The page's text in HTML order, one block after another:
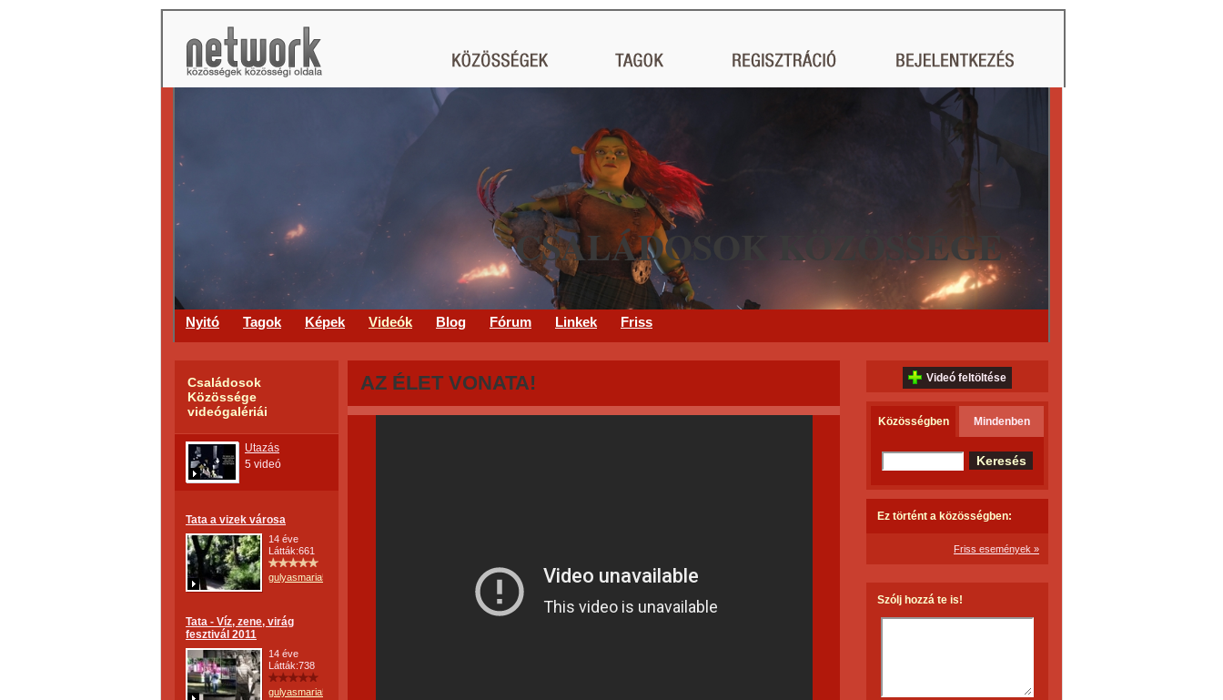
CSALÁDOSOK KÖZÖSSÉGE
Nyitó Tagok Képek Videók Blog Fórum Linkek Friss
Családosok
Közössége
videógalériái
Utazás
5 videó
Tata a vizek városa
14 éve
Látták:661
gulyasmaria52
Tata - Víz, zene, virág
fesztivál 2011
14 éve
Látták:738
gulyasmaria52
AZ ÉLET VONATA! Videó feltöltése
Közösségben Mindenben
Ez történt a közösségben:
Friss események »
Szólj hozzá te is!